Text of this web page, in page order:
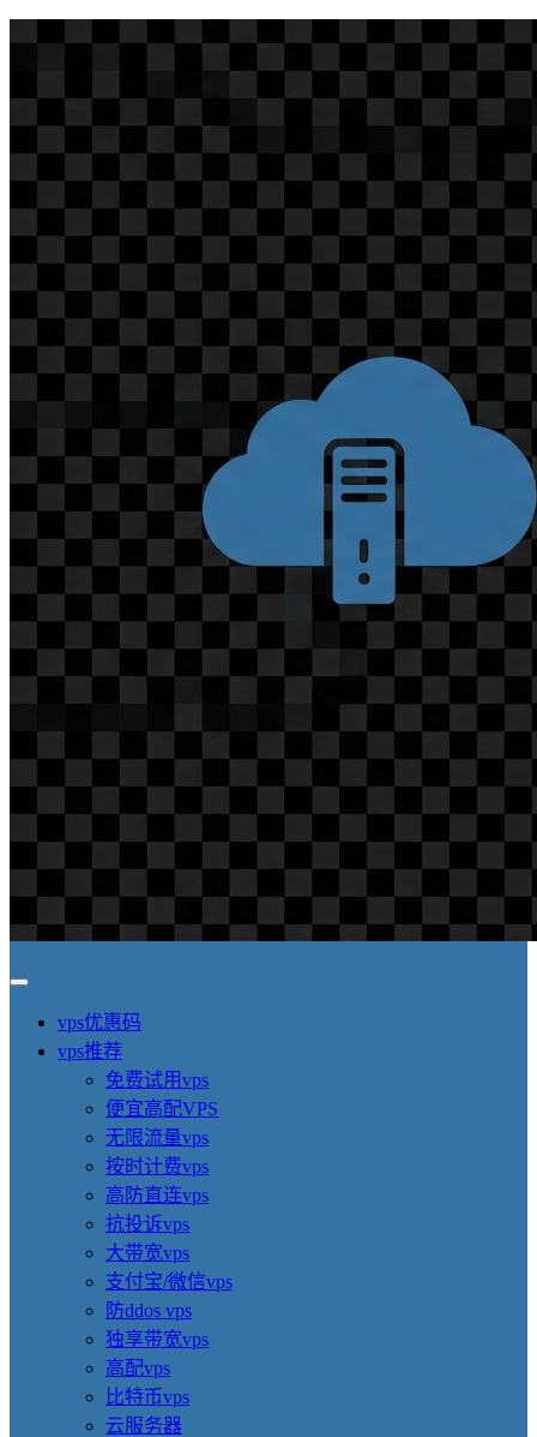
vps优惠码
vps推荐
免费试用vps
便宜高配VPS
无限流量vps
按时计费vps
高防直连vps
抗投诉vps
大带宽vps
支付宝/微信vps
防ddos vps
独享带宽vps
高配vps
比特币vps
云服务器